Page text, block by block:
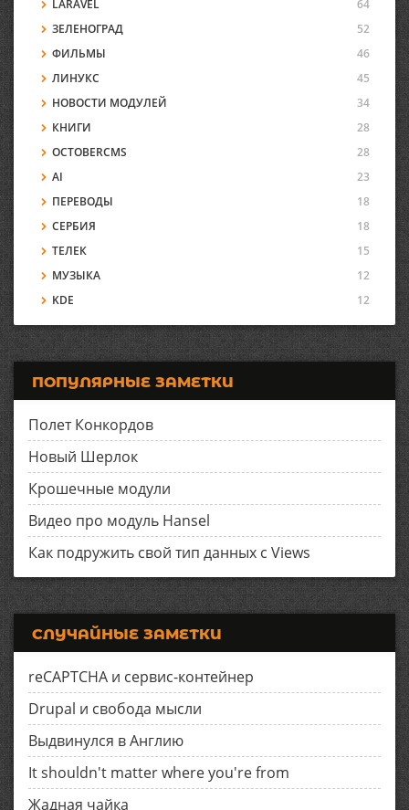
LARAVEL
64
ЗЕЛЕНОГРАД
52
ФИЛЬМЫ
46
ЛИНУКС
45
НОВОСТИ МОДУЛЕЙ
34
КНИГИ
28
OCTOBERCMS
28
AI
23
ПЕРЕВОДЫ
18
СЕРБИЯ
18
ТЕЛЕК
15
МУЗЫКА
12
KDE
12
ПОПУЛЯРНЫЕ ЗАМЕТКИ
Полет Конкордов
Новый Шерлок
Крошечные модули
Видео про модуль Hansel
Как подружить свой тип данных с Views
СЛУЧАЙНЫЕ ЗАМЕТКИ
reCAPTCHA и сервис-контейнер
Drupal и свобода мысли
Выдвинулся в Англию
It shouldn't matter where you're from
Жадная чайка